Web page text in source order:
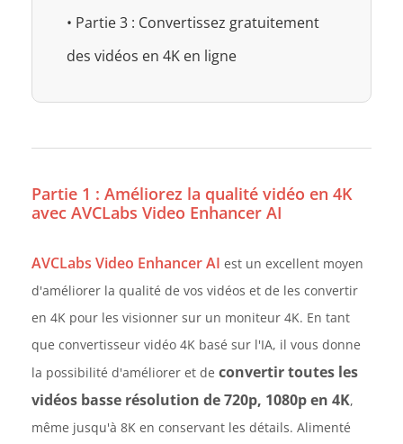
• Partie 3 : Convertissez gratuitement
des vidéos en 4K en ligne
Partie 1 : Améliorez la qualité vidéo en 4K
avec AVCLabs Video Enhancer AI
AVCLabs Video Enhancer AI est un excellent moyen
d'améliorer la qualité de vos vidéos et de les convertir
en 4K pour les visionner sur un moniteur 4K. En tant
que convertisseur vidéo 4K basé sur l'IA, il vous donne
la possibilité d'améliorer et de convertir toutes les
vidéos basse résolution de 720p, 1080p en 4K,
même jusqu'à 8K en conservant les détails. Alimenté